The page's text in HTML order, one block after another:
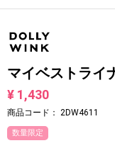
マイベストライ
¥ 1,430
商品コード： 2DW4611
数量限定